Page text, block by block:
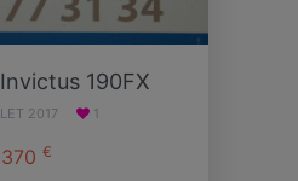
190FX
2017 1
370 €